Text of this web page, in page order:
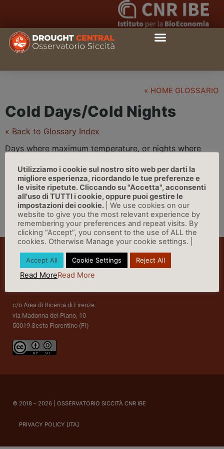
« HOME GLOSSARIO
Cold Days/Cold Nights
« Back to Glossary Index
Days where maximum temperature, or nights where
where the respective temperature distributions are
generally defined with respect to the 1961-1990
reference period | Source: IPCC
c/o Area di Ricerca di Firenze
via Madonna del Piano, 10
50019 Sesto Fiorentino (FI)
© 2018 – 2026 | OSSERVATORIO SICCITÀ CNR IBE
PRIVACY POLICY [ITA]
Utilizziamo i cookie sul nostro sito web per darti la
migliore esperienza, ricordando le tue preferenze e
le visite ripetute. Cliccando su "Accetta", acconsenti
all'uso di TUTTI i cookie, oppure puoi gestire le
impostazioni dei cookie.
| We use cookies on our
website to give you the most relevant experience by
remembering your preferences and repeat visits. By
clicking “Accept”, you consent to the use of ALL the
cookies. Otherwise Manage your cookie settings. |
Accept All Cookie Settings Reject All
Read MoreRead More